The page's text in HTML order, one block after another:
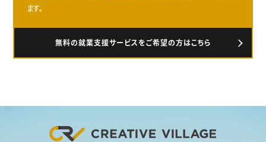
ます。
無料の就業支援サービスをご希望の方はこちら